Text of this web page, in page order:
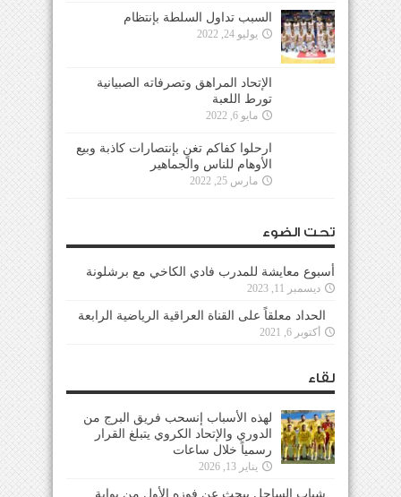
السبب تداول السلطة بإنتظام
يوليو 24, 2022
الإتحاد المراهق وتصرفاته الصبيانية تورط اللعبة
الأوهام للناس والجماهير
مارس 25, 2022
أسبوع معايشة للمدرب فادي الكاخي مع برشلونة
ديسمبر 11, 2023
الحداد معلقاً على القناة العراقية الرياضية الرابعة
أكتوبر 6, 2021
لهذه الأسباب إنسحب فريق البرج من
الدوري والإتحاد الكروي يتبلغ القرار
رسمياً خلال ساعات
يناير 13, 2026
شباب الساحل يبحث عن فوزه الأول من بوابة
التضامن صور